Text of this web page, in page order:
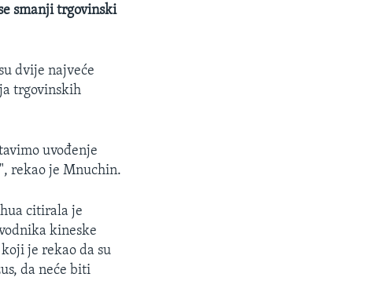
smanji trgovinski
dvije najveće
trgovinskih
uvođenje
rekao je Mnuchin.
citirala je
kineske
je rekao da su
da neće biti